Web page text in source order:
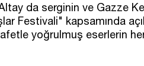
da serginin ve Gazze
Festivali" kapsamında
yoğrulmuş eserlerin